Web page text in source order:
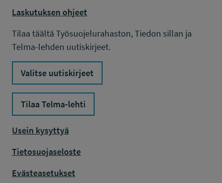
Laskutuksen ohjeet
Tilaa täältä Työsuojelurahaston, Tiedon sillan ja
Telma-lehden uutiskirjeet.
Valitse uutiskirjeet
Tilaa Telma-lehti
Usein kysyttyä
Tietosuojaseloste
Evästeasetukset